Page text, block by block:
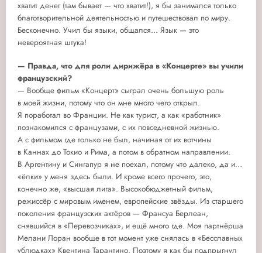
хватит денег (там бывает — что хватит!), я бы занимался только
благотворительной деятельностью и путешествовал по миру.
Бесконечно. Учил бы языки, общался... Язык — это
невероятная штука!
— Правда, что для роли дирижёра в «Концерте» вы учили
французский?
— Вообще фильм «Концерт» сыграл очень большую роль
в моей жизни, потому что он мне много чего открыл.
Я поработал во Франции. Не как турист, а как «работник»
познакомился с французами, с их повседневной жизнью.
А с фильмом где только не был, начиная от их вотчины
в Каннах до Токио и Рима, а потом в обратном направлении.
В Аргентину и Сингапур я не поехал, потому что далеко, да и…
«ёлки» у меня здесь были. И кроме всего прочего, это,
конечно же, «высшая лига». Высокобюджетный фильм,
режиссёр с мировым именем, европейские звёзды. Из старшего
поколения французских актёров — Франсуа Берлеан,
снявшийся в «Перевозчиках», и ещё много где. Моя партнёрша
Мелани Лоран вообще в тот момент уже снялась в «Бесславных
ублюдках» Квентина Тарантино. Поэтому я как бы подпрыгнул